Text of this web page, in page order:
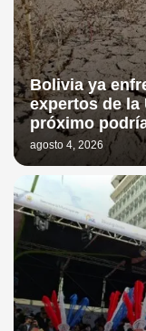
Bolivia ya
expertos de la
próximo
agosto 4, 2026